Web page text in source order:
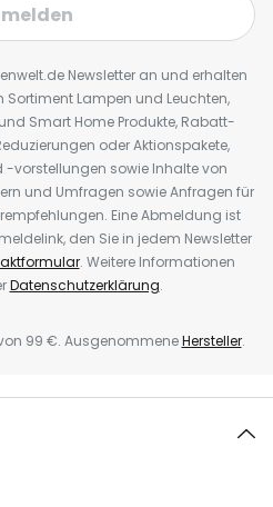
Newsletter an und erhalten
Lampen und Leuchten,
Smart Home Produkte, Rabatt-
oder Aktionspakete,
-vorstellungen sowie Inhalte von
und Umfragen sowie Anfragen für
Eine Abmeldung ist
den Sie in jedem Newsletter
. Weitere Informationen
Datenschutzerklärung.
99 €. AusgenommeneHersteller.